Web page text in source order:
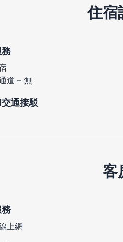
住宿
道 – 無
通接駁
客
務
上網